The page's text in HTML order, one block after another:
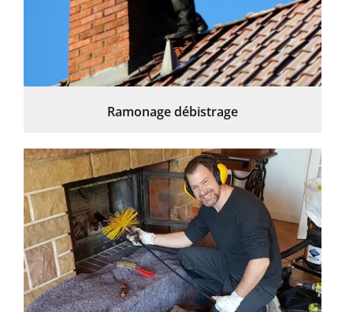
Ramonage débistrage